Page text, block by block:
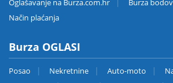
Oglašavanje na Burza.com.hr
Burza
Način plaćanja
Burza OGLASI
Posao Nekretnine Auto-moto